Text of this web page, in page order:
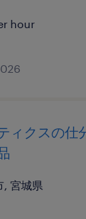
hour
ィクスの仕
, 宮城県